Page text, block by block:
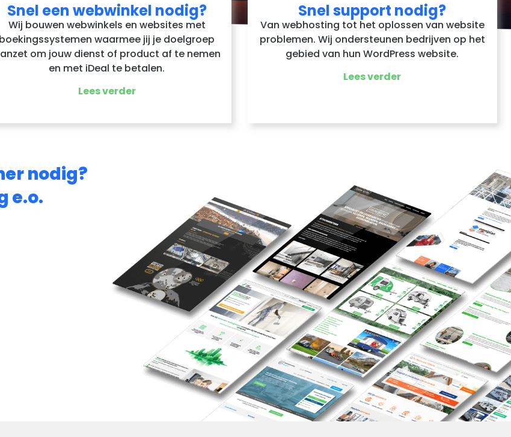
Snel een webwinkel nodig?
Wij bouwen webwinkels en websites met
boekingssystemen waarmee jij je doelgroep
om jouw dienst of product af te nemen
en met iDeal te betalen.
Lees verder
Snel support nodig?
Van webhosting tot het oplossen van website
problemen. Wij ondersteunen bedrijven op het
gebied van hun WordPress website.
Lees verder
nodig?
e.o.